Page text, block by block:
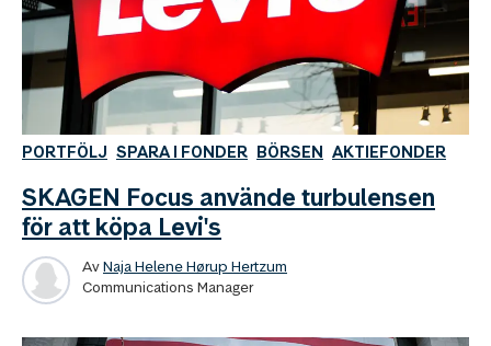
PORTFÖLJ SPARA I FONDER BÖRSEN AKTIEFONDER
SKAGEN Focus använde turbulensen
för att köpa Levi's
AvNaja Helene Hørup Hertzum
Communications Manager